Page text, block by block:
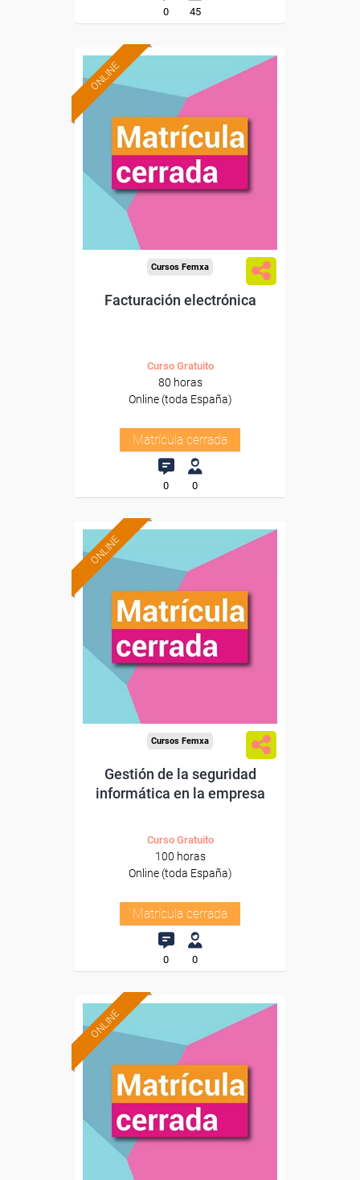
0 45
ONLINE
Cursos Femxa
Facturación electrónica
Curso Gratuito
80 horas
Online (toda España)
Matrícula cerrada
0 0
ONLINE
Cursos Femxa
Gestión de la seguridad
informática en la empresa
Curso Gratuito
100 horas
Online (toda España)
Matrícula cerrada
0 0
ONLINE